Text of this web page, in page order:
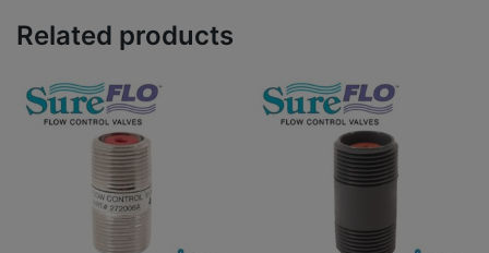
Related products